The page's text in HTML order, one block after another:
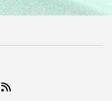
EM NOVA ABA)
EM NOVA ABA)
(ABRE EM NOVA
(ABRE EM NOVA
DO NIC.BR (ABRE EM
DO NIC.BR (ABRE
DO NIC.BR
RSS DO NIC.BR (ABRE